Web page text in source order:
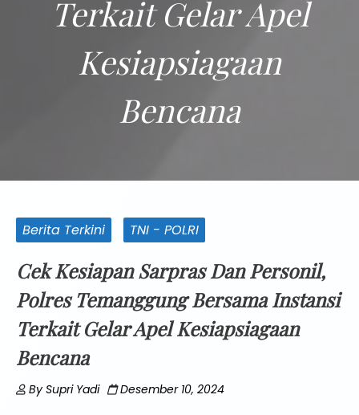
Terkait Gelar Apel
Kesiapsiagaan
Bencana
Berita Terkini TNI - POLRI
Cek Kesiapan Sarpras Dan Personil,
Polres Temanggung Bersama Instansi
Terkait Gelar Apel Kesiapsiagaan
Bencana
BySupri Yadi Desember 10, 2024